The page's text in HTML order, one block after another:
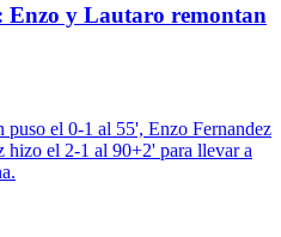
y Lautaro remontan
el 0-1 al 55', Enzo Fernandez
el 2-1 al 90+2' para llevar a